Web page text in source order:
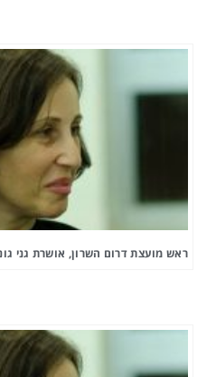
ראש מועצת דרום השרון, אושרת גני